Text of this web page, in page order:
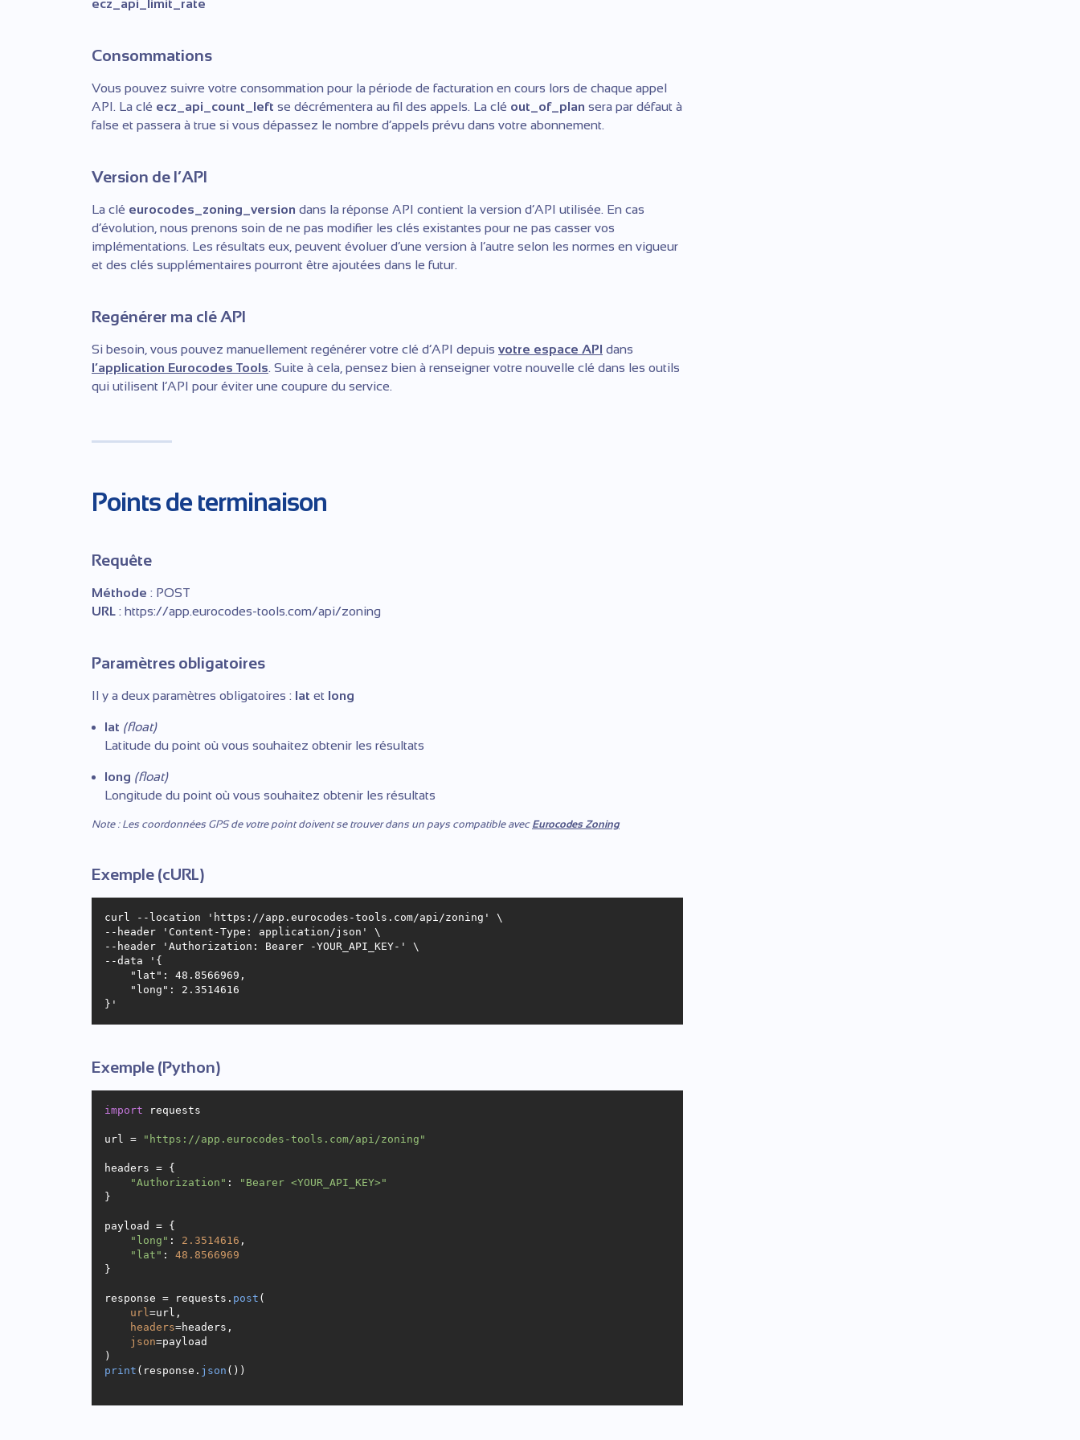
ecz_api_limit_rate
Consommations
Vous pouvez suivre votre consommation pour la période de facturation en cours lors de chaque appel
API. La clé ecz_api_count_left se décrémentera au fil des appels. La clé out_of_plan sera par défaut à
false et passera à true si vous dépassez le nombre d’appels prévu dans votre abonnement.
Version de l’API
La clé eurocodes_zoning_version dans la réponse API contient la version d’API utilisée. En cas
d’évolution, nous prenons soin de ne pas modifier les clés existantes pour ne pas casser vos
implémentations. Les résultats eux, peuvent évoluer d’une version à l’autre selon les normes en vigueur
et des clés supplémentaires pourront être ajoutées dans le futur.
Regénérer ma clé API
Si besoin, vous pouvez manuellement regénérer votre clé d’API depuis votre espace API dans
l’application Eurocodes Tools. Suite à cela, pensez bien à renseigner votre nouvelle clé dans les outils
qui utilisent l’API pour éviter une coupure du service.
Points de terminaison
Requête
Méthode : POST
URL : https://app.eurocodes-tools.com/api/zoning
Paramètres obligatoires
Il y a deux paramètres obligatoires : lat et long
lat (float)
Latitude du point où vous souhaitez obtenir les résultats
long (float)
Longitude du point où vous souhaitez obtenir les résultats
Note : Les coordonnées GPS de votre point doivent se trouver dans un pays compatible avec Eurocodes Zoning
Exemple (cURL)
curl --location 'https://app.eurocodes-tools.com/api/zoning' \
--header 'Content-Type: application/json' \
--header 'Authorization: Bearer -YOUR_API_KEY-' \
--data '{
    "lat": 48.8566969,
    "long": 2.3514616
Exemple (Python)
import requests
url = "https://app.eurocodes-tools.com/api/zoning"
headers = {
"Authorization" :
"Bearer <YOUR_API_KEY>"
}
payload
= {
"long" : 2.3514616 ,
"lat" : 48.8566969
}
response = requests . post (
url =url,
headers=headers,
json=payload
print ( response . json ())